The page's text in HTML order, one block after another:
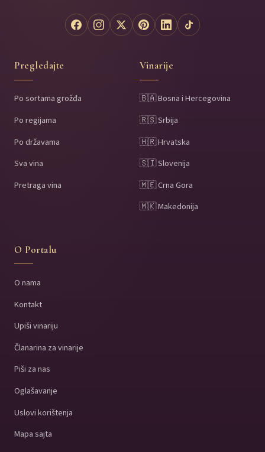
Pregledajte
Po sortama grožđa
Po regijama
Po državama
Sva vina
Pretraga vina
Vinarije
🇧🇦 Bosna i Hercegovina
🇷🇸 Srbija
🇭🇷 Hrvatska
🇸🇮 Slovenija
🇲🇪 Crna Gora
🇲🇰 Makedonija
O Portalu
O nama
Kontakt
Upiši vinariju
Članarina za vinarije
Piši za nas
Oglašavanje
Uslovi korištenja
Mapa sajta